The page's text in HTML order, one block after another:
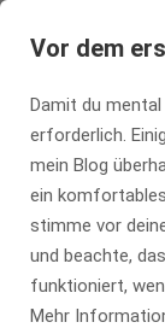
Vor dem
Damit du
erforderlich.
mein Blog
ein
stimme vor
und beachte,
funktioniert,
Mehr